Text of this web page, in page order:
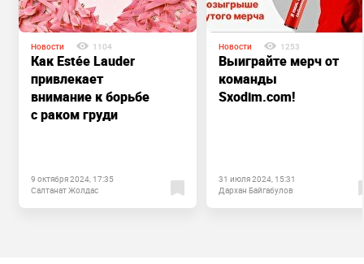
Новости 1104
Как Estée Lauder
привлекает
внимание к борьбе
с раком груди
9 октября 2024, 17:35
Салтанат Жолдас
Новости 1253
Выиграйте мерч от
команды
Sxodim.com!
31 июля 2024, 15:31
Дархан Байгабулов